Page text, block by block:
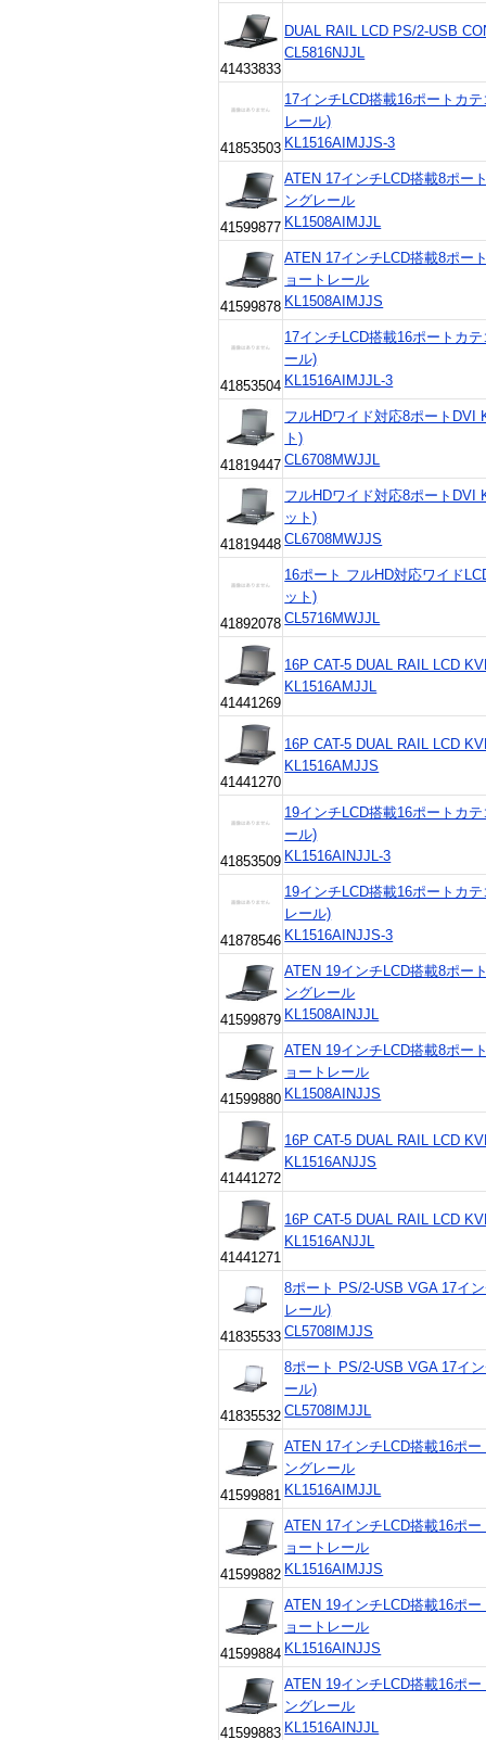
41433833
DUAL RAIL LCD PS/2-USB
CL5816NJJL
41853503
17インチLCD搭載16ポートカ
レール)
KL1516AIMJJS-3
41599877
ATEN 17インチLCD搭載8ポー
ングレール
KL1508AIMJJL
41599878
ATEN 17インチLCD搭載8ポー
ョートレール
KL1508AIMJJS
41853504
17インチLCD搭載16ポートカ
ール)
KL1516AIMJJL-3
41819447
フルHDワイド対応8ポートDVI
ト)
CL6708MWJJL
41819448
フルHDワイド対応8ポートDVI
ット)
CL6708MWJJS
41892078
16ポート フルHD対応ワイド
ット)
CL5716MWJJL
41441269
16P CAT-5 DUAL RAIL LCD
KL1516AMJJL
41441270
16P CAT-5 DUAL RAIL LCD
KL1516AMJJS
41853509
19インチLCD搭載16ポートカ
ール)
KL1516AINJJL-3
41878546
19インチLCD搭載16ポートカ
レール)
KL1516AINJJS-3
41599879
ATEN 19インチLCD搭載8ポー
ングレール
KL1508AINJJL
41599880
ATEN 19インチLCD搭載8ポー
ョートレール
KL1508AINJJS
41441272
16P CAT-5 DUAL RAIL LCD
KL1516ANJJS
41441271
16P CAT-5 DUAL RAIL LCD
KL1516ANJJL
41835533
8ポート PS/2-USB VGA 17イ
レール)
CL5708IMJJS
41835532
8ポート PS/2-USB VGA 17イ
ール)
CL5708IMJJL
41599881
ATEN 17インチLCD搭載16ポ
ングレール
KL1516AIMJJL
41599882
ATEN 17インチLCD搭載16ポ
ョートレール
KL1516AIMJJS
41599884
ATEN 19インチLCD搭載16ポ
ョートレール
KL1516AINJJS
41599883
ATEN 19インチLCD搭載16ポ
ングレール
KL1516AINJJL